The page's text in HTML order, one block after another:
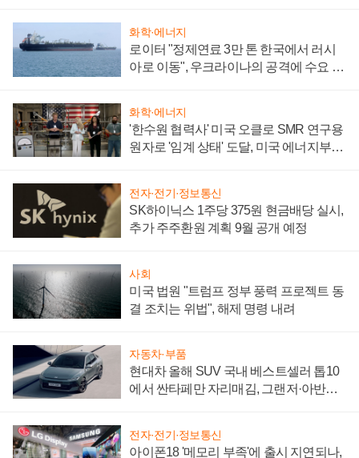
화학·에너지
로이터 "정제연료 3만 톤 한국에서 러시
아로 이동", 우크라이나의 공격에 수요 늘
화학·에너지
'한수원 협력사' 미국 오클로 SMR 연구용
원자로 '임계 상태' 도달, 미국 에너지부
전자·전기·정보통신
SK하이닉스 1주당 375원 현금배당 실시,
추가 주주환원 계획 9월 공개 예정
사회
미국 법원 "트럼프 정부 풍력 프로젝트 동
결 조치는 위법", 해제 명령 내려
자동차·부품
현대차 올해 SUV 국내 베스트셀러 톱10
에서 싼타페만 자리매김, 그랜저·아반떼
전자·전기·정보통신
아이폰18 '메모리 부족'에 출시 지연되나,